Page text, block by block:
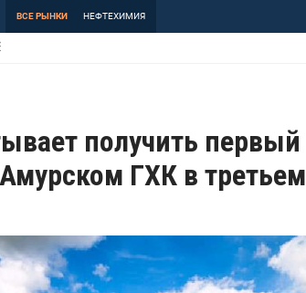
ВСЕ РЫНКИ НЕФТЕХИМИЯ
получить первый
ГХК в третьем